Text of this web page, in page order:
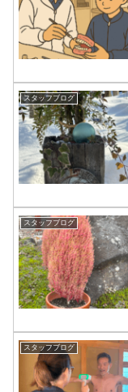
スタッフブログ
スタッフブログ
スタッフブログ